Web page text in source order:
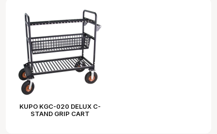
KUPO KGC-020 DELUX C-
STAND GRIP CART